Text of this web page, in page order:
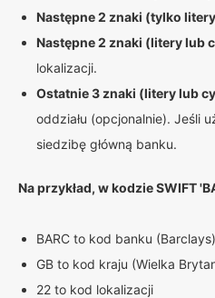
Następne 2 znaki (tylko
Następne 2 znaki (litery lub
lokalizacji.
Ostatnie 3 znaki (litery lub
oddziału (opcjonalnie). Jeśli
siedzibę główną banku.
Na przykład, w kodzie SWIFT
BARC to kod banku (Barclays)
GB to kod kraju (Wielka
22 to kod lokalizacji